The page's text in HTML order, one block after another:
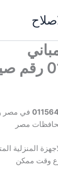
01156472063
في مصر
مصر
المنزلية
وقت ممكن